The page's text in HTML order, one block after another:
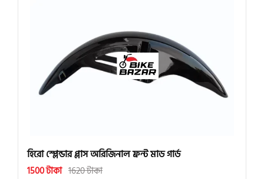
হিরো স্প্লেন্ডার প্লাস অরিজিনাল ফ্রন্ট মাড গার্ড
1500 টাকা 1620 টাকা